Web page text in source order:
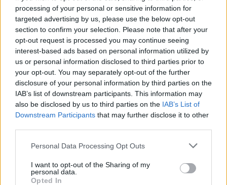
processing of your personal or sensitive information for
targeted advertising by us, please use the below opt-out
section to confirm your selection. Please note that after your
opt-out request is processed you may continue seeing
interest-based ads based on personal information utilized by
us or personal information disclosed to third parties prior to
your opt-out. You may separately opt-out of the further
disclosure of your personal information by third parties on the
IAB’s list of downstream participants. This information may
also be disclosed by us to third parties on the IAB’s List of
Downstream Participants that may further disclose it to other
Personal Data Processing Opt Outs
I want to opt-out of the Sharing of my
personal data.
Opted In
Elektromos autó
Ekkor veszi át a Volkswagen ID.2 az e-up!
helyét
Eriqo - 2022-05-16 0 hozzászólás
Még 2,5 évig biztosan megvehető lesz a Volkswagen e-Up!
Legolvasottabb cikkek
8500-an rendeltek vakon egy autót, amit